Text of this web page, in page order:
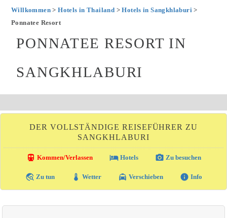
Willkommen>Hotels in Thailand >Hotels in Sangkhlaburi>
Ponnatee Resort
PONNATEE RESORT IN
SANGKHLABURI
DER VOLLSTÄNDIGE REISEFÜHRER ZU
SANGKHLABURI
directions_transit Kommen/Verlassen local_hotelHotels photo_camera Zu besuchen
travel_explore Zu tun thermostat Wetter local_taxi Verschieben info Info